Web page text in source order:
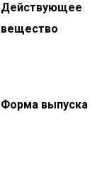
Действующее
вещество
Форма выпуска